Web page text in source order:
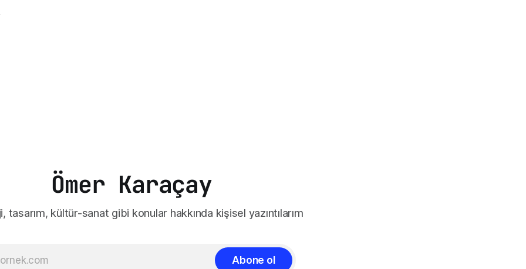
Ömer Karaçay
tasarım, kültür-sanat gibi konular hakkında kişisel yazıntılarım
Abone ol